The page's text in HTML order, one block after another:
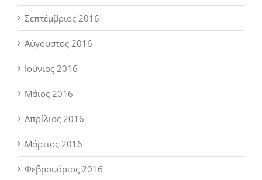
Σεπτέμβριος 2016
Αύγουστος 2016
Ιούνιος 2016
Μάιος 2016
Απρίλιος 2016
Μάρτιος 2016
Φεβρουάριος 2016